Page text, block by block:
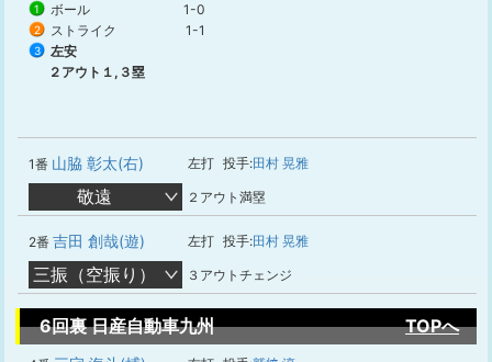
1 ボール 1-0
2 ストライク 1-1
3
左安
２アウト１,３塁
1番 山脇 彰太(右) 左打 投手:田村 晃雅
敬遠 ２アウト満塁
2番 吉田 創哉(遊) 左打 投手:田村 晃雅
三振（空振り） ３アウトチェンジ
6回裏 日産自動車九州 TOPへ